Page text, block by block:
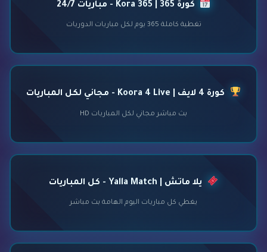
كورة 365 | Kora 365 - مباريات 24/7
تغطية كاملة 365 يوم لكل مباريات الدوريات
كورة 4 لايف | Koora 4 Live - مجاني لكل المباريات
بث مباشر مجاني لكل المباريات HD
يلا ماتش | Yalla Match - كل المباريات
يغطي كل مباريات اليوم الهامة بث مباشر